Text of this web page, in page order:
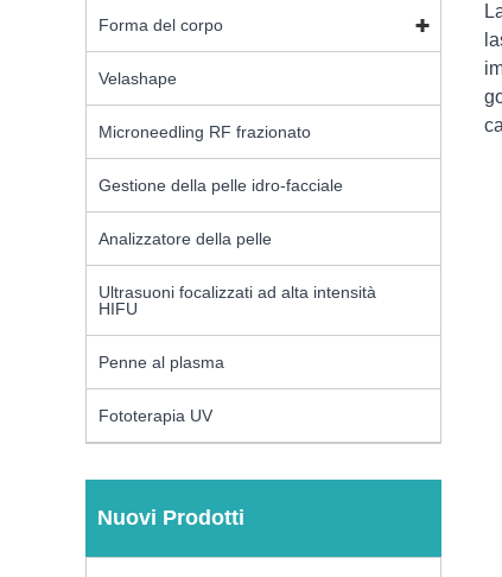
Forma del corpo
Velashape
Microneedling RF frazionato
Gestione della pelle idro-facciale
Analizzatore della pelle
Ultrasuoni focalizzati ad alta intensità
HIFU
Penne al plasma
Fototerapia UV
Nuovi Prodotti